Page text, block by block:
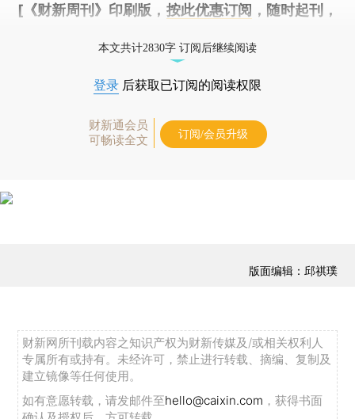
[《财新周刊》印刷版， 按此优惠订阅 ，随时起刊，
本文共计2830字 订阅后继续阅读
登录 后获取已订阅的阅读权限
财新通会员
可畅读全文
订阅/会员升级
版面编辑：邱祺璞
财新网所刊载内容之知识产权为财新传媒及/或相关权利人
专属所有或持有。未经许可，禁止进行转载、摘编、复制及
建立镜像等任何使用。
如有意愿转载，请发邮件至hello@caixin.com ，获得书面